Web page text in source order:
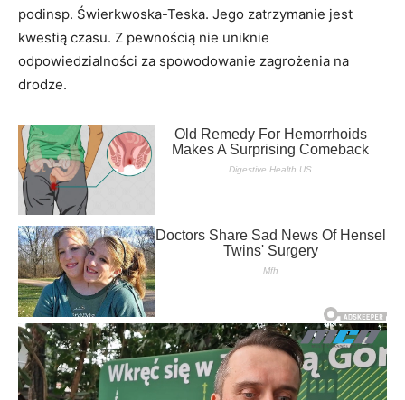
podinsp. Świerkwoska-Teska. Jego zatrzymanie jest
kwestią czasu. Z pewnością nie uniknie
odpowiedzialności za spowodowanie zagrożenia na
drodze.